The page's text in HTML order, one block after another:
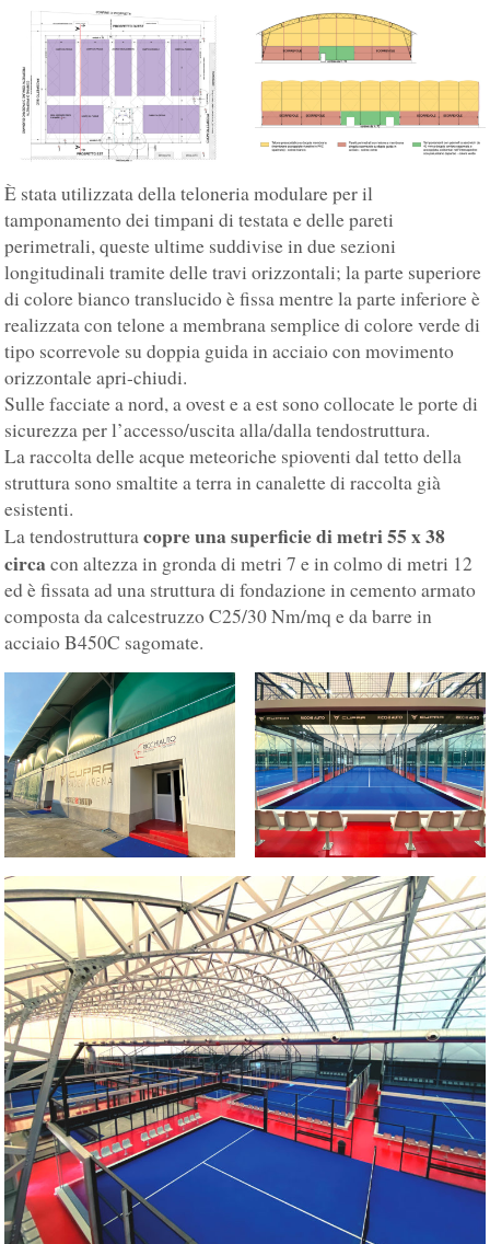
È stata utilizzata della teloneria modulare per il
tamponamento dei timpani di testata e delle pareti
perimetrali, queste ultime suddivise in due sezioni
longitudinali tramite delle travi orizzontali; la parte superiore
di colore bianco translucido è fissa mentre la parte inferiore è
realizzata con telone a membrana semplice di colore verde di
tipo scorrevole su doppia guida in acciaio con movimento
orizzontale apri-chiudi.
Sulle facciate a nord, a ovest e a est sono collocate le porte di
sicurezza per l’accesso/uscita alla/dalla tendostruttura.
La raccolta delle acque meteoriche spioventi dal tetto della
struttura sono smaltite a terra in canalette di raccolta già
esistenti.
La tendostrutturacopre una superficie di metri 55 x 38
circa con altezza in gronda di metri 7 e in colmo di metri 12
ed è fissata ad una struttura di fondazione in cemento armato
composta da calcestruzzo C25/30 Nm/mq e da barre in
acciaio B450C sagomate.